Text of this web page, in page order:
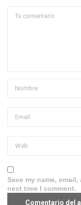
Save my name,
next time I comment.